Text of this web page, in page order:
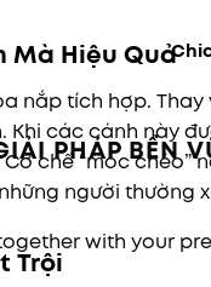
Mà Hiệu Quả
nắp tích hợp.
Khi các cánh này
chế “móc
người
Trội
PHÁP BỀN
with your